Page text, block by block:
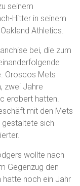
seinem
Hitter in seinem
Athletics.
bei, die zum
Oroscos Mets
zwei Jahre
erobert hatten.
mit den Mets
gestaltete sich
wollte nach
Gegenzug den
hatte noch ein Jahr